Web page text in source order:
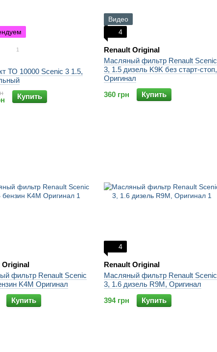
1
ТО 10000 Scenic 3 1.5,
Купить
Видео
4
Renault Original
Масляный фильтр Renault Scenic
3, 1.5 дизель K9K без старт-стоп,
Оригинал
360 грн
Купить
Original
фильтр Renault Scenic
K4M Оригинал
Купить
4
Renault Original
Масляный фильтр Renault Scenic
3, 1.6 дизель R9M, Оригинал
394 грн
Купить